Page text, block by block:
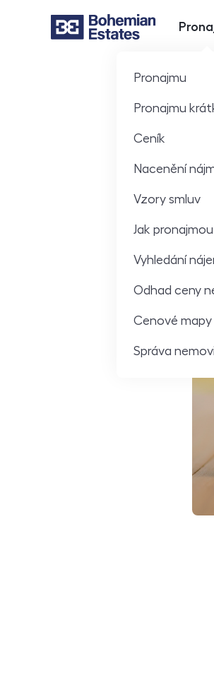
Pronajmu
Pronajmu
Ceník
Nacenění
Vzory smluv
Jak
Vyhledání
Odhad ceny
Cenové mapy
Správa